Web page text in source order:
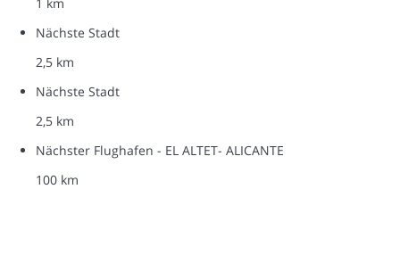
Nächste Stadt
2,5 km
Nächste Stadt
2,5 km
Nächster Flughafen - EL ALTET- ALICANTE
100 km